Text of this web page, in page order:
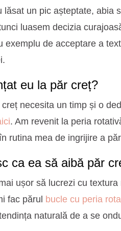
lăsat un pic așteptate, abia
luasem decizia
exemplu de acceptare a
eu la păr creț?
necesita un timp și o
. Am revenit la peria
rutina mea de ingrijire a
ca ea să aibă păr
ușor să lucrezi cu
fac părul bucle cu peria
naturală de a se